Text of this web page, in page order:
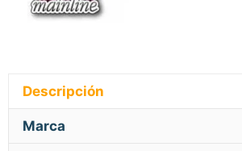
Descripción
Marca